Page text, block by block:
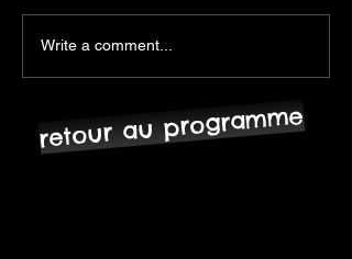
Write a comment...
retour au programme